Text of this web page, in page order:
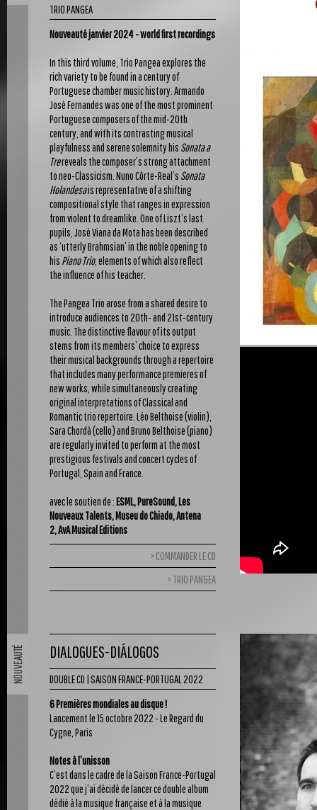
TRIO PANGEA
Nouveauté janvier 2024 - world first recordings
In this third volume, Trio Pangea explores the
rich variety to be found in a century of
Portuguese chamber music history. Armando
José Fernandes was one of the most prominent
Portuguese composers of the mid-20th
century, and with its contrasting musical
playfulness and serene solemnity his Sonata a
Trereveals the composer’s strong attachment
to neo-Classicism. Nuno Côrte-Real’s Sonata
Holandesais representative of a shifting
compositional style that ranges in expression
from violent to dreamlike. One of Liszt’s last
pupils, José Viana da Mota has been described
as ‘utterly Brahmsian’ in the noble opening to
his Piano Trio, elements of which also reflect
the influence of his teacher.
The Pangea Trio arose from a shared desire to
introduce audiences to 20th- and 21st-century
music. The distinctive flavour of its output
stems from its members’ choice to express
their musical backgrounds through a repertoire
that includes many performance premieres of
new works, while simultaneously creating
original interpretations of Classical and
Romantic trio repertoire. Léo Belthoise (violin),
Sara Chordà (cello) and Bruno Belthoise (piano)
are regularly invited to perform at the most
prestigious festivals and concert cycles of
Portugal, Spain and France.
avec le soutien de :ESML, PureSound, Les
Nouveaux Talents, Museu do Chiado, Antena
2, AvA Musical Editions
COMMANDER LE CD
TRIO PANGEA
DIALOGUES-DIÁLOGOS
DOUBLE CD | SAISON FRANCE-PORTUGAL 2022
6 Premières mondiales au disque !
Lancement le 15 octobre 2022 - Le Regard du
Cygne, Paris
Notes à l’unisson
C’est dans le cadre de la Saison France-Portugal
2022 que j’ai décidé de lancer ce double album
dédié à la musique française et à la musique